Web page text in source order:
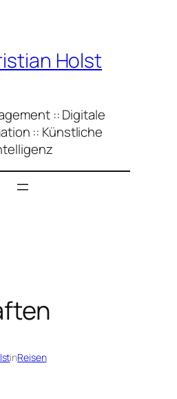
Holst
:: Digitale
:: Künstliche
inReisen